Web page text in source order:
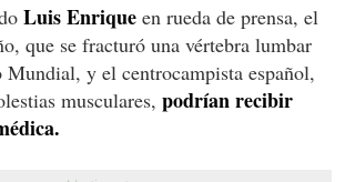
Luis Enrique en rueda de prensa, el
que se fracturó una vértebra lumbar
Mundial, y el centrocampista español,
musculares, podrían recibir